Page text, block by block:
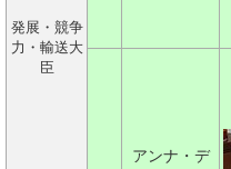
発展・競争
力・輸送大
臣
アンナ・デ